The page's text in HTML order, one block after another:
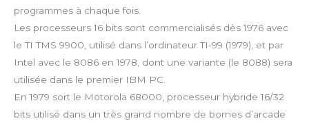
programmes à chaque fois.
Les processeurs 16 bits sont commercialisés dès 1976 avec
le TI TMS 9900, utilisé dans l’ordinateur TI-99 (1979), et par
Intel avec le 8086 en 1978, dont une variante (le 8088) sera
utilisée dans le premier IBM PC.
En 1979 sort le Motorola 68000, processeur hybride 16/32
bits utilisé dans un très grand nombre de bornes d’arcade